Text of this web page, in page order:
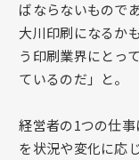
ばならないもので
大川印刷になるか
う印刷業界にとっ
ているのだ」と。
経営者の1つの仕
を状況や変化に応